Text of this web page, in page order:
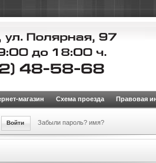
магазин Схема проезда Правовая
Забыли пароль? имя?